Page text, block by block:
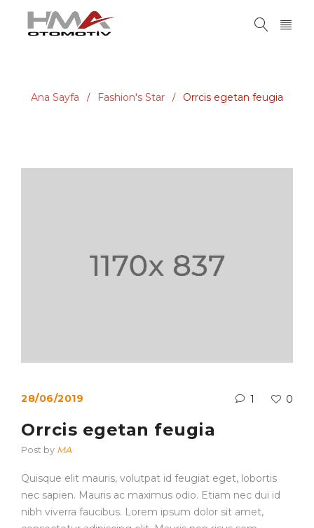
Ana Sayfa / Fashion's Star / Orrcis egetan feugia
28/06/2019 1 0
Orrcis egetan feugia
Post by MA
Quisque elit mauris, volutpat id feugiat eget, lobortis
nec sapien. Mauris ac maximus odio. Etiam nec dui id
nibh viverra faucibus. Lorem ipsum dolor sit amet,